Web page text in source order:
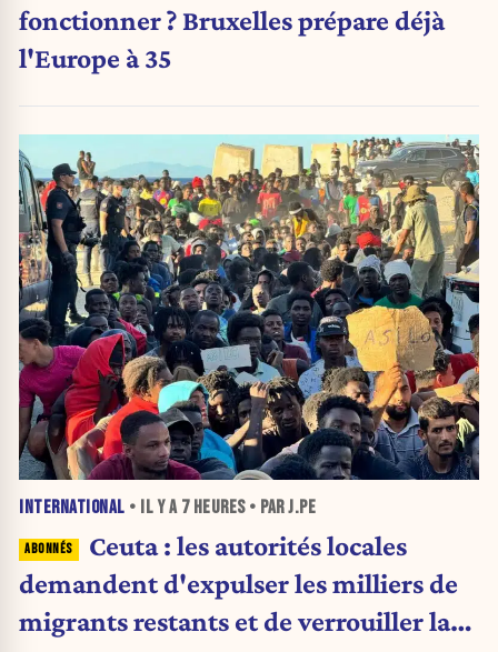
fonctionner ? Bruxelles prépare déjà
l'Europe à 35
INTERNATIONAL • IL Y A 7 HEURES• PAR J.PE
Ceuta : les autorités locales
demandent d'expulser les milliers de
migrants restants et de verrouiller la